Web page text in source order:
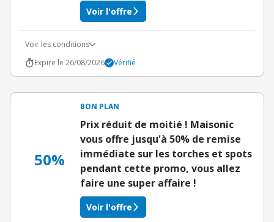
Voir l'offre
Voir les conditions
Expire le 26/08/2026
Vérifié
50%
BON PLAN
Prix réduit de moitié ! Maisonic
vous offre jusqu'à 50% de remise
immédiate sur les torches et spots
pendant cette promo, vous allez
faire une super affaire !
Voir l'offre